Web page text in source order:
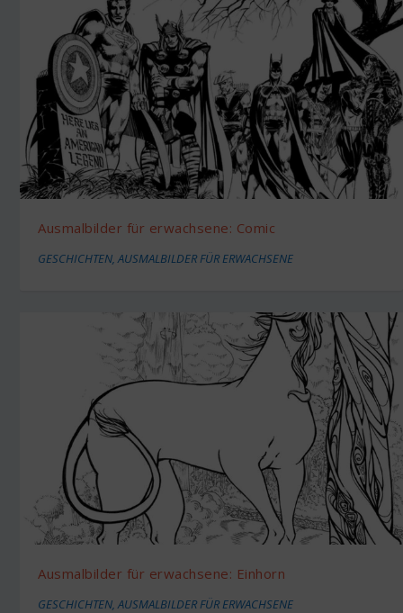
Ausmalbilder für erwachsene: Comic
GESCHICHTEN,AUSMALBILDER FÜR ERWACHSENE
Ausmalbilder für erwachsene: Einhorn
GESCHICHTEN,AUSMALBILDER FÜR ERWACHSENE